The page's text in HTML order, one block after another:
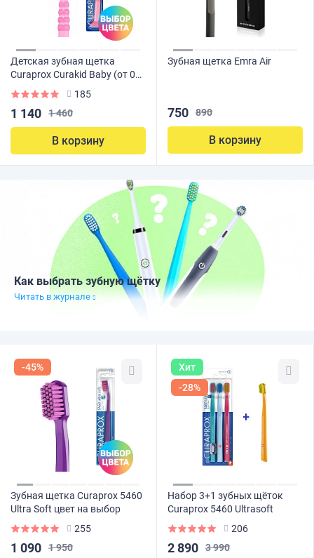
Детская зубная щетка
Curaprox Curakid Baby (от 0
до 4 лет)
185
1 460
1 140
В корзину
Зубная щетка Emra Air
890
750
В корзину
Как выбрать зубную щётку
Читать в журнале
-45%
Зубная щетка Curaprox 5460
Ultra Soft цвет на выбор
255
1 950
1 090
Хит
-28%
Набор 3+1 зубных щёток
Curaprox 5460 Ultrasoft
206
3 990
2 890